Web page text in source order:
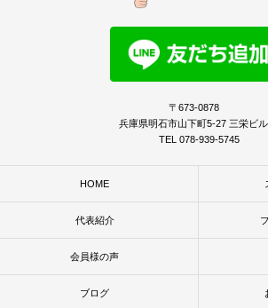
〒673-0878
兵庫県明石市山下町5-27 三栄ビ
TEL 078-939-5745
HOME
代表紹介
会員様の声
ブログ